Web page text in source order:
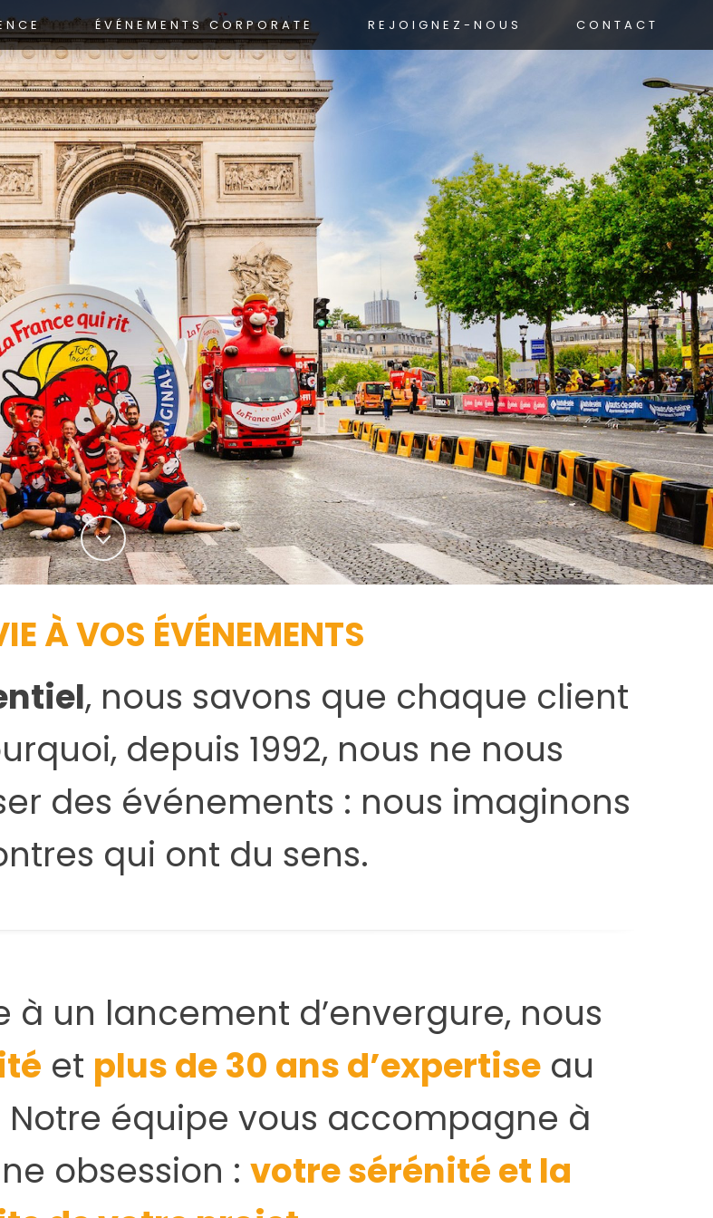
ÉVÉNEMENTS CORPORATE REJOIGNEZ-NOUS CONTACT
À VOS ÉVÉNEMENTS
, nous savons que chaque client
depuis 1992, nous ne nous
des événements : nous imaginons
qui ont du sens.
à un lancement d’envergure, nous
et plus de 30 ans d’expertise au
équipe vous accompagne à
obsession : votre sérénité et la